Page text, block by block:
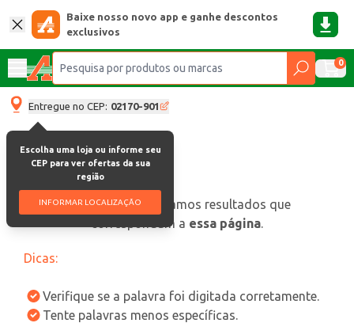
Baixe nosso novo app e ganhe descontos
exclusivos
0
Entregue no CEP: 02170-901
Escolha uma loja ou informe seu
CEP para ver ofertas da sua
região
INFORMAR LOCALIZAÇÃO
oops, não encontramos resultados que
correspondam a essa página.
Dicas:
Verifique se a palavra foi digitada corretamente.
Tente palavras menos específicas.